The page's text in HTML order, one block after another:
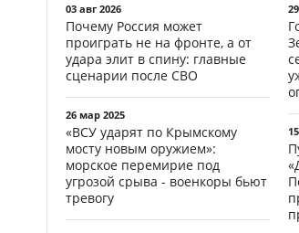
03 авг 2026
Почему Россия может
проиграть не на фронте, а от
удара элит в спину: главные
сценарии после СВО
26 мар 2025
«ВСУ ударят по Крымскому
мосту новым оружием»:
морское перемирие под
угрозой срыва - военкоры бьют
тревогу